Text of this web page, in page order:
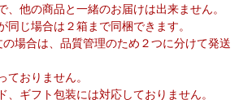
、他の商品と一緒のお届けは出来ません。
同じ場合は２箱まで同梱できます。
場合は、品質管理のため２つに分けて発送
ておりません。
、ギフト包装には対応しておりません。